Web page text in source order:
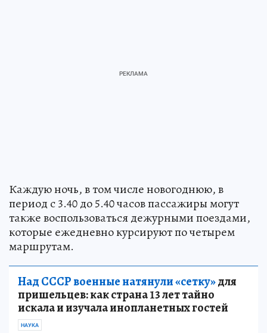
Каждую ночь, в том числе новогоднюю, в
период с 3.40 до 5.40 часов пассажиры могут
также воспользоваться дежурными поездами,
которые ежедневно курсируют по четырем
маршрутам.
Над СССР военные натянули «сетку»для
пришельцев: как страна 13 лет тайно
искала и изучала инопланетных гостей
НАУКА